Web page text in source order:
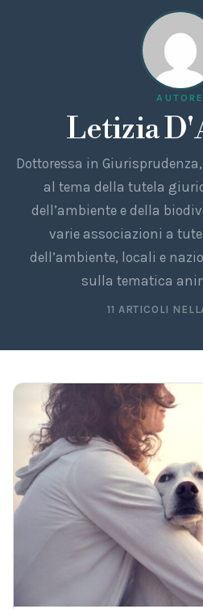
AUTORE
Letizia
Dottoressa in
al tema della tutela
dell’ambiente e della
varie associazioni a
dell’ambiente, locali e
sulla tematica
11 ARTICOLI